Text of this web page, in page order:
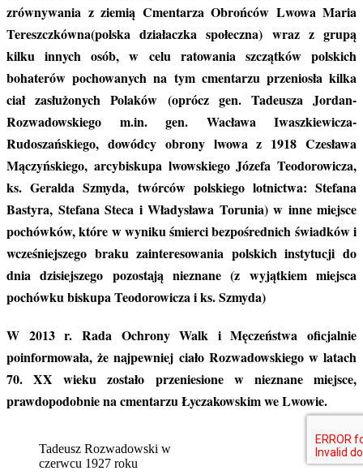
zrównywania z ziemią Cmentarza Obrońców Lwowa Maria
Tereszczkówna(polska działaczka społeczna) wraz z grupą
kilku innych osób, w celu ratowania szczątków polskich
bohaterów pochowanych na tym cmentarzu przeniosła kilka
ciał zasłużonych Polaków (oprócz gen. Tadeusza Jordan-
Rozwadowskiego m.in. gen. Wacława Iwaszkiewicza-
Rudoszańskiego, dowódcy obrony lwowa z 1918 Czesława
Mączyńskiego, arcybiskupa lwowskiego Józefa Teodorowicza,
ks. Geralda Szmyda, twórców polskiego lotnictwa: Stefana
Bastyra, Stefana Steca i Władysława Torunia) w inne miejsce
pochówków, które w wyniku śmierci bezpośrednich świadków i
wcześniejszego braku zainteresowania polskich instytucji do
dnia dzisiejszego pozostają nieznane (z wyjątkiem miejsca
pochówku biskupa Teodorowicza i ks. Szmyda)
W 2013 r. Rada Ochrony Walk i Męczeństwa oficjalnie
poinformowała, że najpewniej ciało Rozwadowskiego w latach
70. XX wieku zostało przeniesione w nieznane miejsce,
prawdopodobnie na cmentarzu Łyczakowskim we Lwowie.
Tadeusz Rozwadowski w
czerwcu 1927 roku